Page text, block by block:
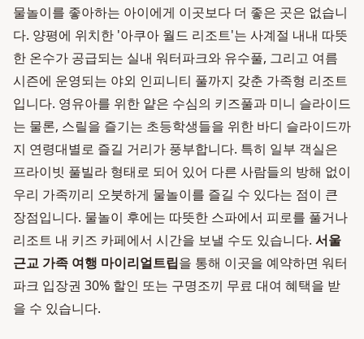
물놀이를 좋아하는 아이에게 이곳보다 더 좋은 곳은 없습니
다. 양평에 위치한 '아쿠아 월드 리조트'는 사계절 내내 따뜻
한 온수가 공급되는 실내 워터파크와 유수풀, 그리고 여름
시즌에 운영되는 야외 인피니티 풀까지 갖춘 가족형 리조트
입니다. 영유아를 위한 얕은 수심의 키즈풀과 미니 슬라이드
는 물론, 스릴을 즐기는 초등학생들을 위한 바디 슬라이드까
지 연령대별로 즐길 거리가 풍부합니다. 특히 일부 객실은
프라이빗 풀빌라 형태로 되어 있어 다른 사람들의 방해 없이
우리 가족끼리 오붓하게 물놀이를 즐길 수 있다는 점이 큰
장점입니다. 물놀이 후에는 따뜻한 스파에서 피로를 풀거나
리조트 내 키즈 카페에서 시간을 보낼 수도 있습니다. 서울
근교 가족 여행 마이리얼트립을 통해 이곳을 예약하면 워터
파크 입장권 30% 할인 또는 구명조끼 무료 대여 혜택을 받
을 수 있습니다.